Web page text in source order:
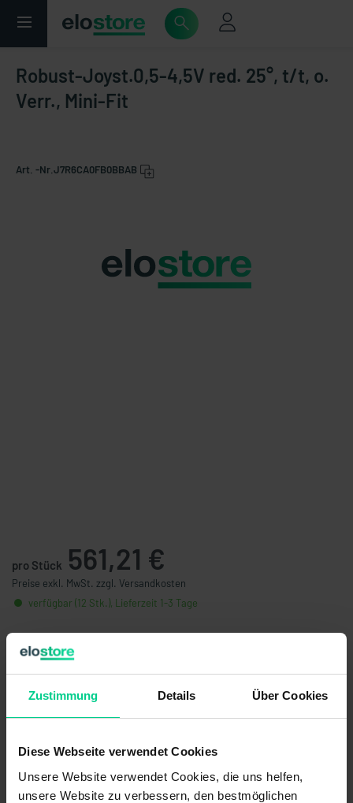
Zustimmung Details Über Cookies
Diese Webseite verwendet Cookies
Unsere Website verwendet Cookies, die uns helfen,
unsere Website zu verbessern, den bestmöglichen
Robust-Joyst.0,5-4,5V red. 25°, t/t, o.
Verr., Mini-Fit
Art. -Nr. J7R6CA0FB0BBAB
pro Stück 561,21 €
Preise exkl. MwSt. zzgl. Versandkosten
verfügbar (12 Stk.), Lieferzeit 1-3 Tage
Stückzahl
ab 6 Stk. 533,15 €
- 5 %
ab 12 Stk.
493,17 €
- 12 %
ab 96 Stk.
359,52 €
In den Warenkorb